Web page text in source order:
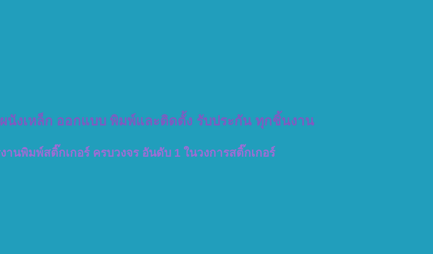
นังเหล็ก ออกแบบ พิมพ์และติดตั้ง รับประกัน ทุกชิ้นงาน
านพิมพ์สติ๊กเกอร์ ครบวงจร อันดับ 1 ในวงการสติ๊กเกอร์